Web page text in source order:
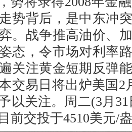
势背后，是中东冲
。战争推高油价、
态，令市场对利率
关注黄金短期反弹
交易日将出炉美国2
以关注。周二(3月
前交投于4510美元/